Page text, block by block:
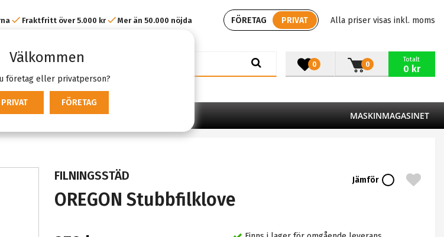
Välkommen
företag eller privatperson?
PRIVAT FÖRETAG
FÖRETAG PRIVAT Alla priser visas inkl. moms
Fraktfritt över 5.000 kr Mer än 50.000 nöjda
0
Totalt
0 kr
0
MASKINMAGASINET
FILNINGSSTÄD
OREGON Stubbfilklove
Jämför